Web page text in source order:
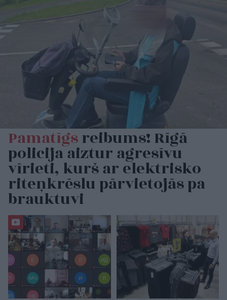
Pamatīgsreibums! Rīgā
policija aiztur agresīvu
vīrieti, kurš ar elektrisko
riteņkrēslu pārvietojās pa
brauktuvi